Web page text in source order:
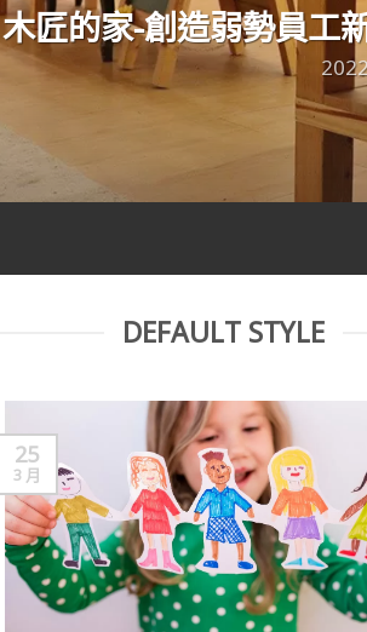
木匠的家-創造弱勢員工
DEFAULT STYLE
25
3 月